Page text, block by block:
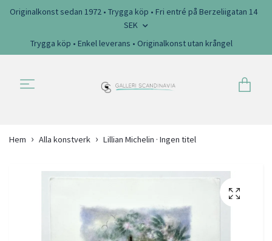
Originalkonst sedan 1972 • Trygga köp • Fri entré på Berzeliigatan 14
SEK
Trygga köp • Enkel leverans • Originalkonst utan krångel
Hem Alla konstverk Lillian Michelin · Ingen titel